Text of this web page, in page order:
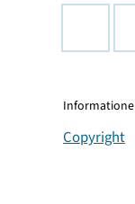
Copyright